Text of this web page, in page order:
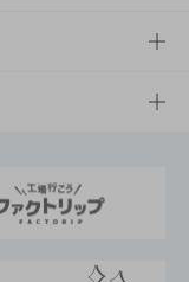
ィ経営